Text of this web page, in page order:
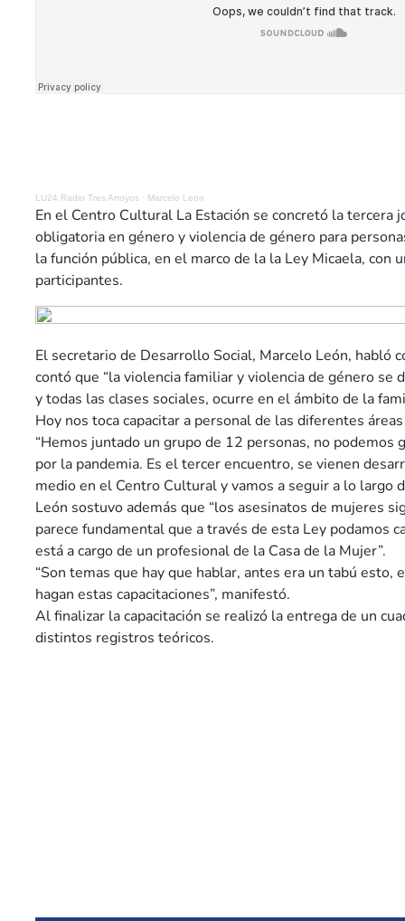
LU24 Radio Tres Arroyos · Marcelo Leon
En el Centro Cultural La Estación se concretó la tercera
obligatoria en género y violencia de género para
la función pública, en el marco de la la Ley Micaela, con
participantes.
El secretario de Desarrollo Social, Marcelo León, habló
contó que “la violencia familiar y violencia de género se
y todas las clases sociales, ocurre en el ámbito de la
Hoy nos toca capacitar a personal de las diferentes
“Hemos juntado un grupo de 12 personas, no podemos
por la pandemia. Es el tercer encuentro, se vienen
medio en el Centro Cultural y vamos a seguir a lo largo
León sostuvo además que “los asesinatos de mujeres
parece fundamental que a través de esta Ley podamos
está a cargo de un profesional de la Casa de la Mujer”.
“Son temas que hay que hablar, antes era un tabú esto,
hagan estas capacitaciones”, manifestó.
Al finalizar la capacitación se realizó la entrega de un
distintos registros teóricos.